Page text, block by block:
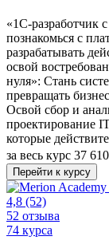
«1С-разработчик
познакомься с
разрабатывать
освой
нуля»: Стань
превращать
Освой сбор и
проектирование
которые
за весь курс 37
Перейти к курсу
4,8 (52)
52 отзыва
74 курса